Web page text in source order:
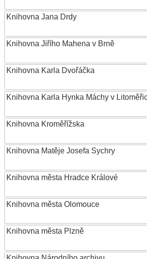
Knihovna Jana Drdy
Knihovna Jiřího Mahena v Brně
Knihovna Karla Dvořáčka
Knihovna Karla Hynka Máchy v
Knihovna Kroměřížska
Knihovna Matěje Josefa Sychry
Knihovna města Hradce Králové
Knihovna města Olomouce
Knihovna města Plzně